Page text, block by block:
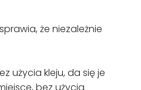
że niezależnie
użycia kleju, da się je